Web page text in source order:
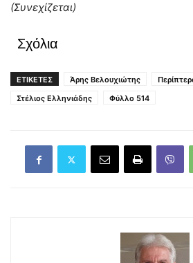
(Συνεχίζεται)
Σχόλια
ΕΤΙΚΕΤΕΣ Άρης Βελουχιώτης
Στέλιος Ελληνιάδης
Φύλλο 514